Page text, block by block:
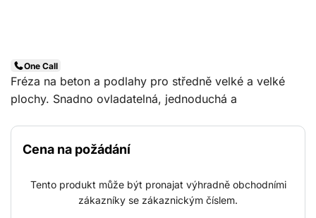
One Call
Fréza na beton a podlahy pro středně velké a velké
plochy. Snadno ovladatelná, jednoduchá a
frézovacího bubnu v přední části stroje je zabráněno
efektu kopírování, což zajišťuje pravidelnější frézovaný
litých podlah, odstraňování nátěrů a vytyčování ploch.
Cena na požádání
Tento produkt může být pronajat výhradně obchodními
zákazníky se zákaznickým číslem.